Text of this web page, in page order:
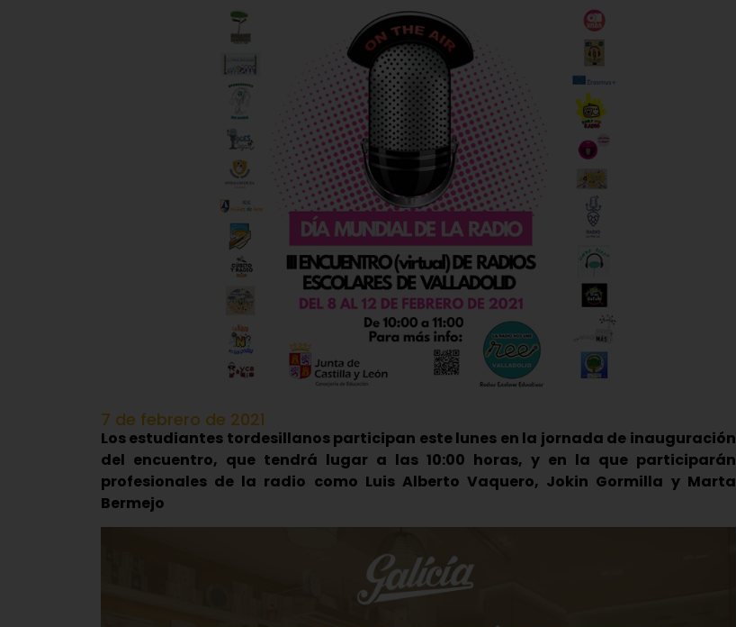
7 de febrero de 2021
Los estudiantes tordesillanos participan este lunes en la jornada de inauguración
del encuentro, que tendrá lugar a las 10:00 horas, y en la que participarán
profesionales de la radio como Luis Alberto Vaquero, Jokin Gormilla y Marta
Bermejo